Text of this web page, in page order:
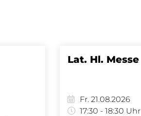
Lat. Hl. Messe
Fr. 21.08.2026
17:30 - 18:30 Uhr